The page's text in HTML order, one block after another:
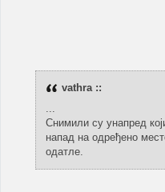
vathra ::
...
Снимили су унапред
напад на одређено
одатле.